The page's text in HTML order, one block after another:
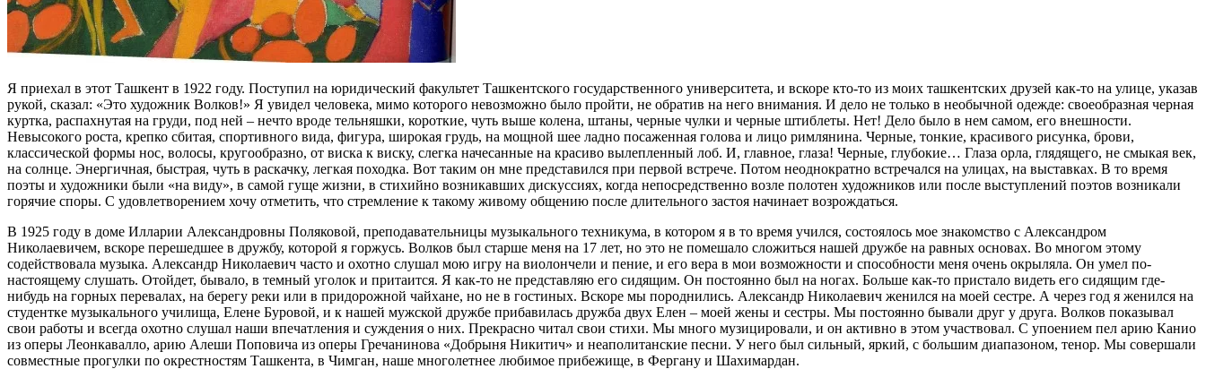
Я приехал в этот Ташкент в 1922 году. Поступил на юридический факультет Ташкентского государственного университета, и вскоре кто-то из моих ташкентских друзей как-то на улице, указав
рукой, сказал: «Это художник Волков!» Я увидел человека, мимо которого невозможно было пройти, не обратив на него внимания. И дело не только в необычной одежде: своеобразная черная
куртка, распахнутая на груди, под ней – нечто вроде тельняшки, короткие, чуть выше колена, штаны, черные чулки и черные штиблеты. Нет! Дело было в нем самом, его внешности.
Невысокого роста, крепко сбитая, спортивного вида, фигура, широкая грудь, на мощной шее ладно посаженная голова и лицо римлянина. Черные, тонкие, красивого рисунка, брови,
классической формы нос, волосы, кругообразно, от виска к виску, слегка начесанные на красиво вылепленный лоб. И, главное, глаза! Черные, глубокие… Глаза орла, глядящего, не смыкая век,
на солнце. Энергичная, быстрая, чуть в раскачку, легкая походка. Вот таким он мне представился при первой встрече. Потом неоднократно встречался на улицах, на выставках. В то время
поэты и художники были «на виду», в самой гуще жизни, в стихийно возникавших дискуссиях, когда непосредственно возле полотен художников или после выступлений поэтов возникали
горячие споры. С удовлетворением хочу отметить, что стремление к такому живому общению после длительного застоя начинает возрождаться.
В 1925 году в доме Илларии Александровны Поляковой, преподавательницы музыкального техникума, в котором я в то время учился, состоялось мое знакомство с Александром
Николаевичем, вскоре перешедшее в дружбу, которой я горжусь. Волков был старше меня на 17 лет, но это не помешало сложиться нашей дружбе на равных основах. Во многом этому
содействовала музыка. Александр Николаевич часто и охотно слушал мою игру на виолончели и пение, и его вера в мои возможности и способности меня очень окрыляла. Он умел по-
настоящему слушать. Отойдет, бывало, в темный уголок и притаится. Я как-то не представляю его сидящим. Он постоянно был на ногах. Больше как-то пристало видеть его сидящим где-
нибудь на горных перевалах, на берегу реки или в придорожной чайхане, но не в гостиных. Вскоре мы породнились. Александр Николаевич женился на моей сестре. А через год я женился на
студентке музыкального училища, Елене Буровой, и к нашей мужской дружбе прибавилась дружба двух Елен – моей жены и сестры. Мы постоянно бывали друг у друга. Волков показывал
свои работы и всегда охотно слушал наши впечатления и суждения о них. Прекрасно читал свои стихи. Мы много музицировали, и он активно в этом участвовал. С упоением пел арию Канио
из оперы Леонкавалло, арию Алеши Поповича из оперы Гречанинова «Добрыня Никитич» и неаполитанские песни. У него был сильный, яркий, с большим диапазоном, тенор. Мы совершали
совместные прогулки по окрестностям Ташкента, в Чимган, наше многолетнее любимое прибежище, в Фергану и Шахимардан.